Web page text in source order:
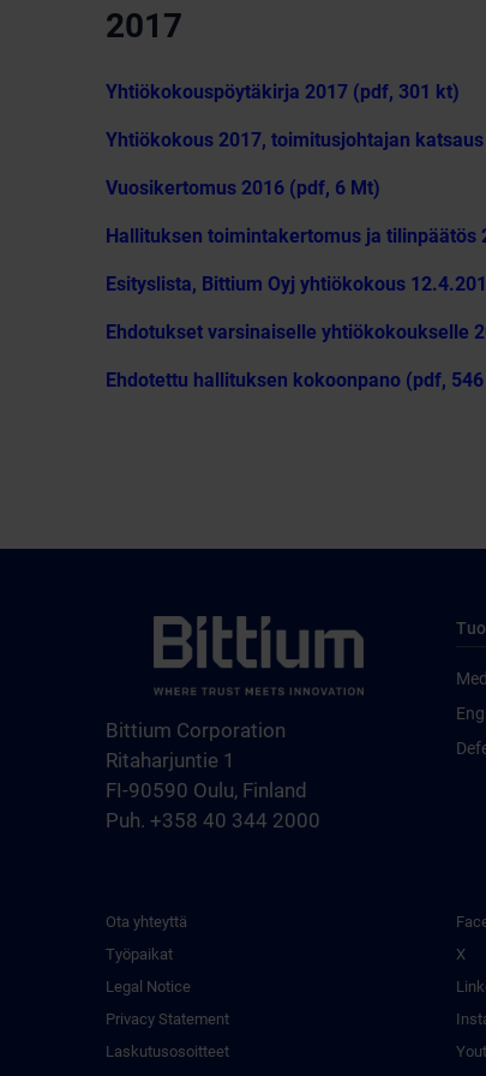
2017
Yhtiökokouspöytäkirja 2017 (pdf, 301 kt)
Yhtiökokous 2017, toimitusjohtajan
Vuosikertomus 2016 (pdf, 6 Mt)
Hallituksen toimintakertomus ja tilinpäätös
Esityslista, Bittium Oyj yhtiökokous
Ehdotukset varsinaiselle yhtiökokoukselle
Ehdotettu hallituksen kokoonpano (pdf,
Bittium Corporation
Ritaharjuntie 1
FI-90590 Oulu, Finland
Puh. +358 40 344 2000
Ota yhteyttä
Työpaikat
Legal Notice
Privacy Statement
Laskutusosoitteet
X